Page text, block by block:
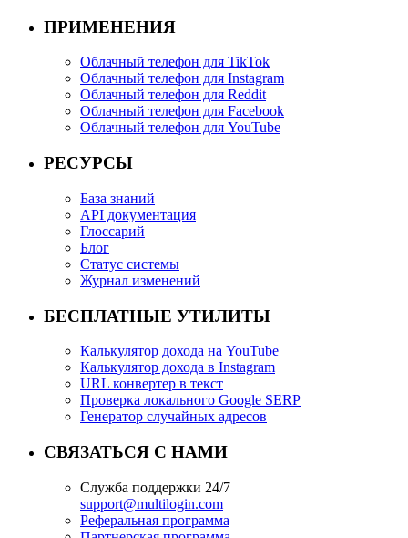
ПРИМЕНЕНИЯ
Облачный телефон для TikTok
Облачный телефон для Instagram
Облачный телефон для Reddit
Облачный телефон для Facebook
Облачный телефон для YouTube
РЕСУРСЫ
База знаний
API документация
Глоссарий
Блог
Статус системы
Журнал изменений
БЕСПЛАТНЫЕ УТИЛИТЫ
Калькулятор дохода на YouTube
Калькулятор дохода в Instagram
URL конвертер в текст
Проверка локального Google SERP
Генератор случайных адресов
СВЯЗАТЬСЯ С НАМИ
Служба поддержки 24/7
support@multilogin.com
Реферальная программа